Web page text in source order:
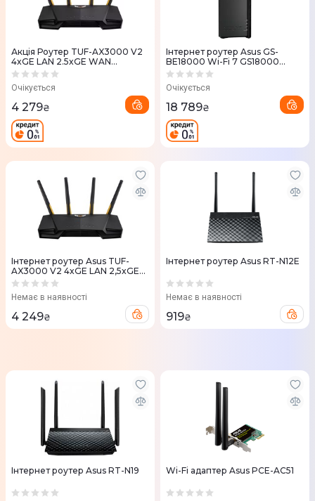
Акцiя Роутер TUF-AX3000 V2
4xGE LAN 2.5xGE WAN
1xUSB3.2 MU-MIMO OFDMA
MO3B00 /
Очікується
4 279₴
Iнтернет роутер Asus GS-
BE18000 Wi-Fi 7 GS18000
1x10GE LAN, 3x2.5GE LAN,
Очікується
18 789₴
Iнтернет роутер Asus TUF-
AX3000 V2 4xGE LAN 2,5xGE
WAN 1xUSB3.2 MU-MIMO
Немає в наявності
4 249₴
Iнтернет роутер Asus RT-N12E
Немає в наявності
919₴
Iнтернет роутер Asus RT-N19 Wi-Fi адаптер Asus PCE-AC51